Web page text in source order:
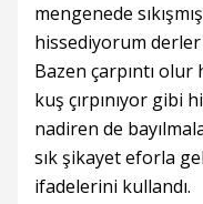
mengenede
hissediyorum derler
Bazen çarpıntı
kuş çırpınıyor gibi
nadiren de
sık şikayet eforla
ifadelerini kullandı.